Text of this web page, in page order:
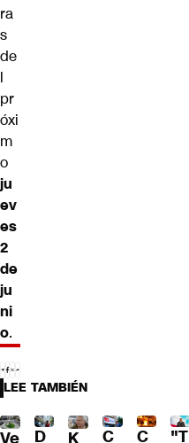
ra
s
de
l
pr
óxi
m
o
ju
ev
es
2
de
ju
ni
o.
LEE TAMBIÉN
D
C
C
"T